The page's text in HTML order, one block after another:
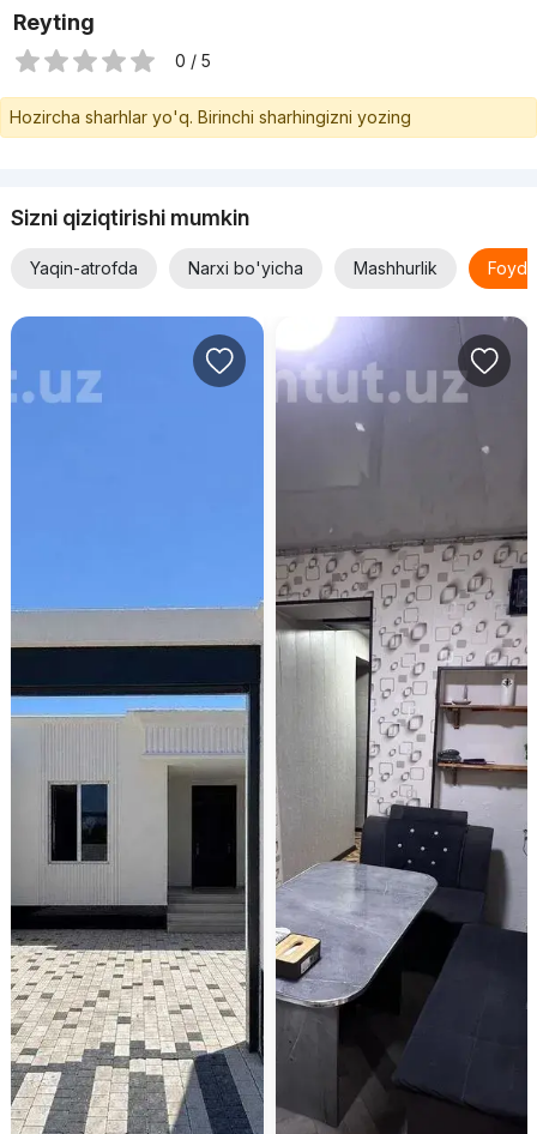
Reyting
0 / 5
Hozircha sharhlar yo'q. Birinchi sharhingizni yozing
Sizni qiziqtirishi mumkin
Yaqin-atrofda Narxi bo'yicha Mashhurlik